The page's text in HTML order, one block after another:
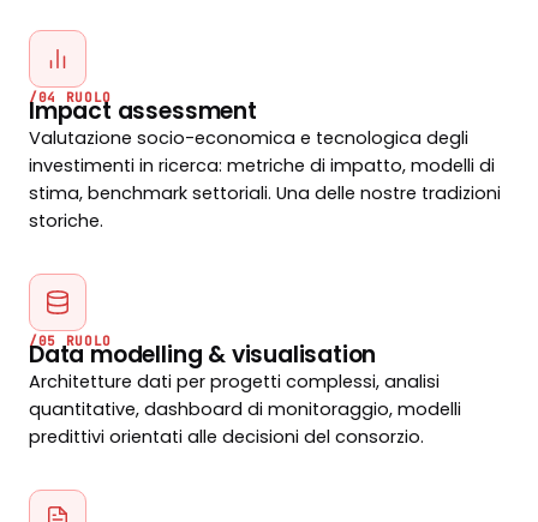
/04 RUOLO
Impact assessment
Valutazione socio-economica e tecnologica degli
investimenti in ricerca: metriche di impatto, modelli di
stima, benchmark settoriali. Una delle nostre tradizioni
storiche.
/05 RUOLO
Data modelling & visualisation
Architetture dati per progetti complessi, analisi
quantitative, dashboard di monitoraggio, modelli
predittivi orientati alle decisioni del consorzio.